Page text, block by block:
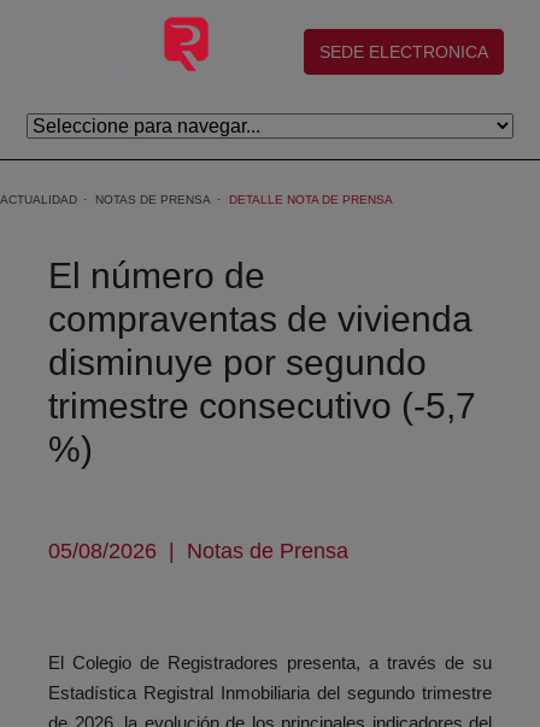
Saltar al contenido principal
(abre en nueva ventana)
SEDE ELECTRONICA
ACTUALIDAD NOTAS DE PRENSA DETALLE NOTA DE PRENSA
El número de
compraventas de vivienda
disminuye por segundo
trimestre consecutivo (-5,7
%)
05/08/2026 | Notas de Prensa
El Colegio de Registradores presenta, a través de su
Estadística Registral Inmobiliaria del segundo trimestre
de 2026, la evolución de los principales indicadores del